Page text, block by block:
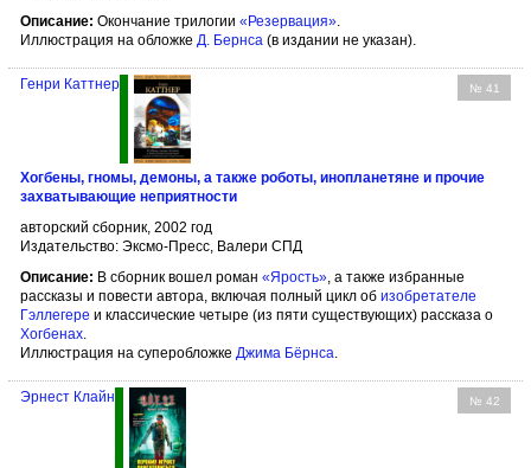
Описание: Окончание трилогии «Резервация».
Иллюстрация на обложке Д. Бернсa (в издании не указан).
№ 41
Генри Каттнер
Хогбены, гномы, демоны, а также роботы, инопланетяне и прочие
захватывающие неприятности
авторский сборник, 2002 год
Издательство: Эксмо-Пресс, Валери СПД
Описание: В сборник вошел роман «Ярость», а также избранные
рассказы и повести автора, включая полный цикл об изобретателе
Гэллегере и классические четыре (из пяти существующих) рассказа о
Хогбенах.
Иллюстрация на суперобложке Джима Бёрнса.
№ 42
Эрнест Клайн